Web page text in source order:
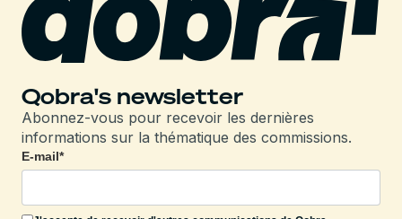
Qobra's newsletter
Abonnez-vous pour recevoir les dernières
informations sur la thématique des commissions.
E-mail*